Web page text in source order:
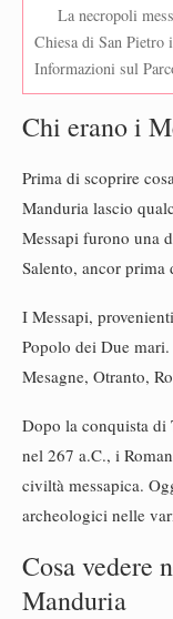
La necropoli
Chiesa di San Pietro
Informazioni sul
Chi erano i
Prima di scoprire
Manduria lascio
Messapi furono una
Salento, ancor prima
I Messapi,
Popolo dei Due
Mesagne, Otranto,
Dopo la conquista di
nel 267 a.C., i
civiltà messapica.
archeologici nelle
Cosa vedere
Manduria